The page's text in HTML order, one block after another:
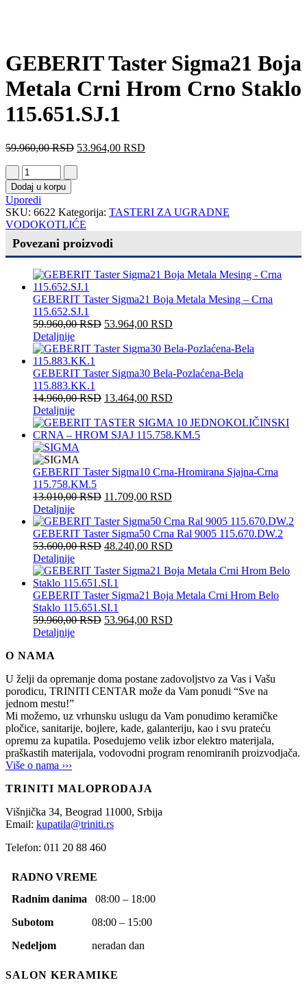
GEBERIT Taster Sigma21 Boja
Metala Crni Hrom Crno Staklo
115.651.SJ.1
59.960,00RSD 53.964,00 RSD
Dodaj u korpu
Uporedi
SKU: 6622 Kategorija: TASTERI ZA UGRADNE
VODOKOTLIĆE
Povezani proizvodi
GEBERIT Taster Sigma21 Boja Metala Mesing – Crna
115.652.SJ.1
59.960,00RSD 53.964,00 RSD
Detaljnije
GEBERIT Taster Sigma30 Bela-Pozlaćena-Bela
115.883.KK.1
14.960,00RSD 13.464,00 RSD
Detaljnije
GEBERIT Taster Sigma10 Crna-Hromirana Sjajna-Crna
115.758.KM.5
13.010,00RSD 11.709,00 RSD
Detaljnije
GEBERIT Taster Sigma50 Crna Ral 9005 115.670.DW.2
53.600,00RSD 48.240,00 RSD
Detaljnije
GEBERIT Taster Sigma21 Boja Metala Crni Hrom Belo
Staklo 115.651.SI.1
59.960,00RSD 53.964,00 RSD
Detaljnije
O NAMA
U želji da opremanje doma postane zadovoljstvo za Vas i Vašu
porodicu, TRINITI CENTAR može da Vam ponudi “Sve na
jednom mestu!”
Mi možemo, uz vrhunsku uslugu da Vam ponudimo keramičke
pločice, sanitarije, bojlere, kade, galanteriju, kao i svu prateću
opremu za kupatila. Posedujemo velik izbor elektro materijala,
praškastih materijala, vodovodni program renomiranih proizvodjača.
Više o nama ›››
TRINITI MALOPRODAJA
Višnjička 34, Beograd 11000, Srbija
Email: kupatila@triniti.rs
Telefon: 011 20 88 460
RADNO VREME
Radnim danima 08:00 – 18:00
Subotom 08:00 – 15:00
Nedeljom neradan dan
SALON KERAMIKE